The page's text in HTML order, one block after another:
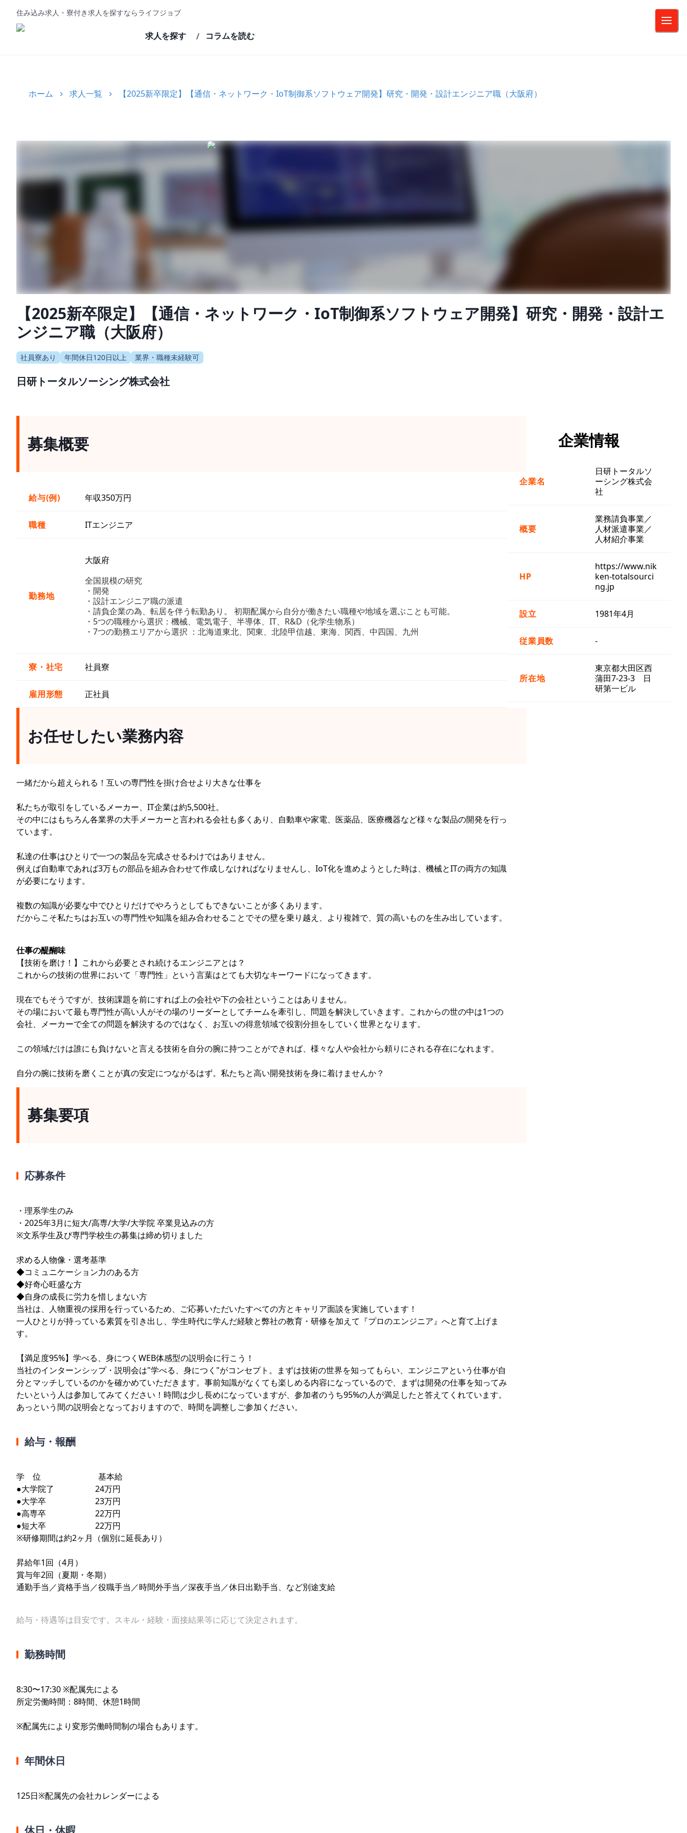
住み込み求人・寮付き求人を探すならライフジョブ
求人を探す / コラムを読む
ホーム 求人一覧 【2025新卒限定】【通信・ネットワーク・IoT制御系ソフトウェア開発】研究・開発・設計エンジニア職（大阪府）
【2025新卒限定】【通信・ネットワーク・IoT制御系ソフトウェア開発】研究・開発・設計エ
ンジニア職（大阪府）
社員寮あり 年間休日120日以上 業界・職種未経験可
日研トータルソーシング株式会社
募集概要
給与(例) 年収350万円
職種 ITエンジニア
勤務地
大阪府
全国規模の研究
・開発
・設計エンジニア職の派遣
・請負企業の為、転居を伴う転勤あり。 初期配属から自分が働きたい職種や地域を選ぶことも可能。
・5つの職種から選択：機械、電気電子、半導体、IT、R&D（化学生物系）
・7つの勤務エリアから選択 ：北海道東北、関東、北陸甲信越、東海、関西、中四国、九州
寮・社宅 社員寮
雇用形態 正社員
お任せしたい業務内容
一緒だから超えられる！互いの専門性を掛け合せより大きな仕事を
私たちが取引をしているメーカー、IT企業は約5,500社。
その中にはもちろん各業界の大手メーカーと言われる会社も多くあり、自動車や家電、医薬品、医療機器など様々な製品の開発を行っ
ています。
私達の仕事はひとりで一つの製品を完成させるわけではありません。
例えば自動車であれば3万もの部品を組み合わせて作成しなければなりませんし、IoT化を進めようとした時は、機械とITの両方の知識
が必要になります。
複数の知識が必要な中でひとりだけでやろうとしてもできないことが多くあります。
だからこそ私たちはお互いの専門性や知識を組み合わせることでその壁を乗り越え、より複雑で、質の高いものを生み出しています。
仕事の醍醐味
【技術を磨け！】これから必要とされ続けるエンジニアとは？
これからの技術の世界において「専門性」という言葉はとても大切なキーワードになってきます。
現在でもそうですが、技術課題を前にすれば上の会社や下の会社ということはありません。
その場において最も専門性が高い人がその場のリーダーとしてチームを牽引し、問題を解決していきます。これからの世の中は1つの
会社、メーカーで全ての問題を解決するのではなく、お互いの得意領域で役割分担をしていく世界となります。
この領域だけは誰にも負けないと言える技術を自分の腕に持つことができれば、様々な人や会社から頼りにされる存在になれます。
自分の腕に技術を磨くことが真の安定につながるはず。私たちと高い開発技術を身に着けませんか？
募集要項
応募条件
・理系学生のみ
・2025年3月に短大/高専/大学/大学院 卒業見込みの方
※文系学生及び専門学校生の募集は締め切りました
求める人物像・選考基準
◆コミュニケーション力のある方
◆好奇心旺盛な方
◆自身の成長に労力を惜しまない方
当社は、人物重視の採用を行っているため、ご応募いただいたすべての方とキャリア面談を実施しています！
一人ひとりが持っている素質を引き出し、学生時代に学んだ経験と弊社の教育・研修を加えて『プロのエンジニア』へと育て上げま
す。
【満足度95%】学べる、身につくWEB体感型の説明会に行こう！
当社のインターンシップ・説明会は"学べる、身につく"がコンセプト。まずは技術の世界を知ってもらい、エンジニアという仕事が自
分とマッチしているのかを確かめていただきます。事前知識がなくても楽しめる内容になっているので、まずは開発の仕事を知ってみ
たいという人は参加してみてください！時間は少し長めになっていますが、参加者のうち95%の人が満足したと答えてくれています。
あっという間の説明会となっておりますので、時間を調整しご参加ください。
給与・報酬
学 位 基本給
●大学院了 24万円
●大学卒 23万円
●高専卒 22万円
●短大卒 22万円
※研修期間は約2ヶ月（個別に延長あり）
昇給年1回（4月）
賞与年2回（夏期・冬期）
通勤手当／資格手当／役職手当／時間外手当／深夜手当／休日出勤手当、など別途支給
給与・待遇等は目安です。スキル・経験・面接結果等に応じて決定されます。
勤務時間
8:30〜17:30 ※配属先による
所定労働時間：8時間、休憩1時間
※配属先により変形労働時間制の場合もあります。
年間休日
125日※配属先の会社カレンダーによる
企業情報
企業名
日研トータルソ
ーシング株式会
社
概要
業務請負事業／
人材派遣事業／
人材紹介事業
HP
https://www.nik
ken-totalsourci
ng.jp
設立 1981年4月
従業員数 -
所在地
東京都大田区西
蒲田7-23-3 日
研第一ビル